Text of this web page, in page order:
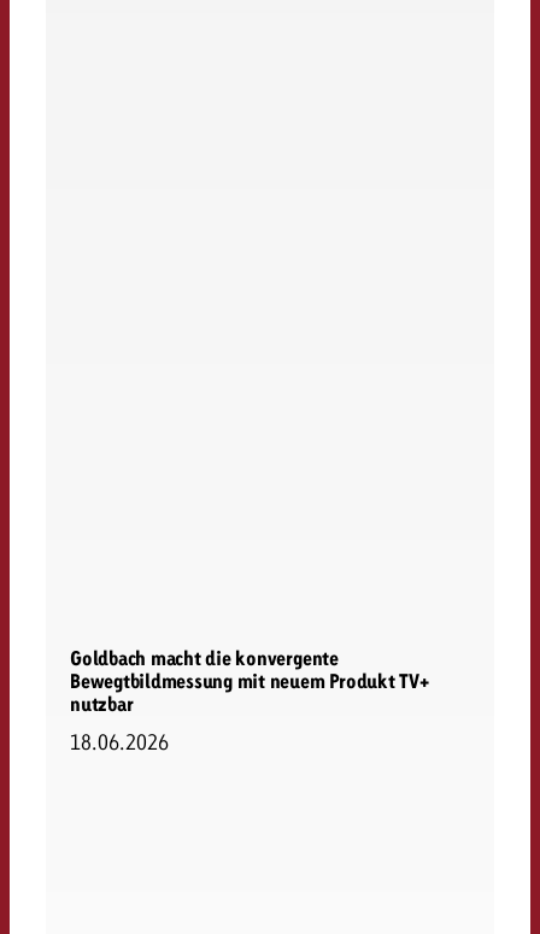
Goldbach macht die konvergente
Bewegtbildmessung mit neuem Produkt TV+
nutzbar
18.06.2026